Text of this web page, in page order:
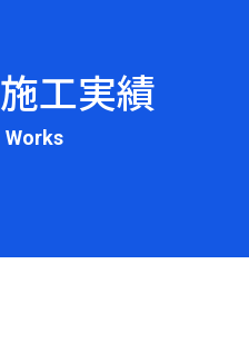
施工実績
Works